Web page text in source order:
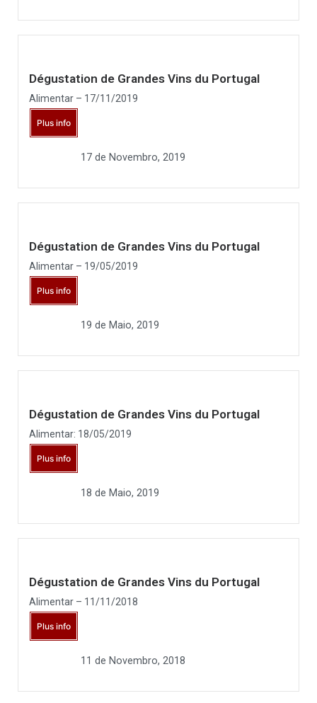
Dégustation de Grandes Vins du Portugal
Alimentar – 17/11/2019
Plus info
17 de Novembro, 2019
Dégustation de Grandes Vins du Portugal
Alimentar – 19/05/2019
Plus info
19 de Maio, 2019
Dégustation de Grandes Vins du Portugal
Alimentar: 18/05/2019
Plus info
18 de Maio, 2019
Dégustation de Grandes Vins du Portugal
Alimentar – 11/11/2018
Plus info
11 de Novembro, 2018